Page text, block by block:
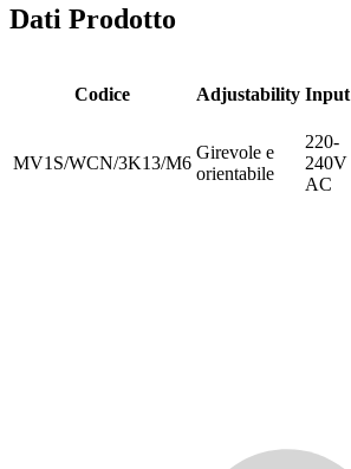
Dati Prodotto
Codice Adjustability Input
MV1S/WCN/3K13/M6
Girevole e
orientabile
220-
240V
AC